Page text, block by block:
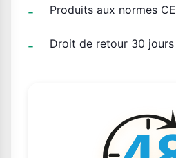
Produits aux normes CE
Droit de retour 30 jours